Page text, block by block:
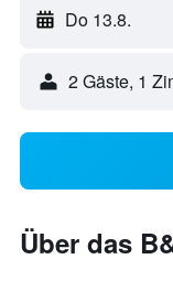
Do 13.8.
2 Gäste, 1
Über das